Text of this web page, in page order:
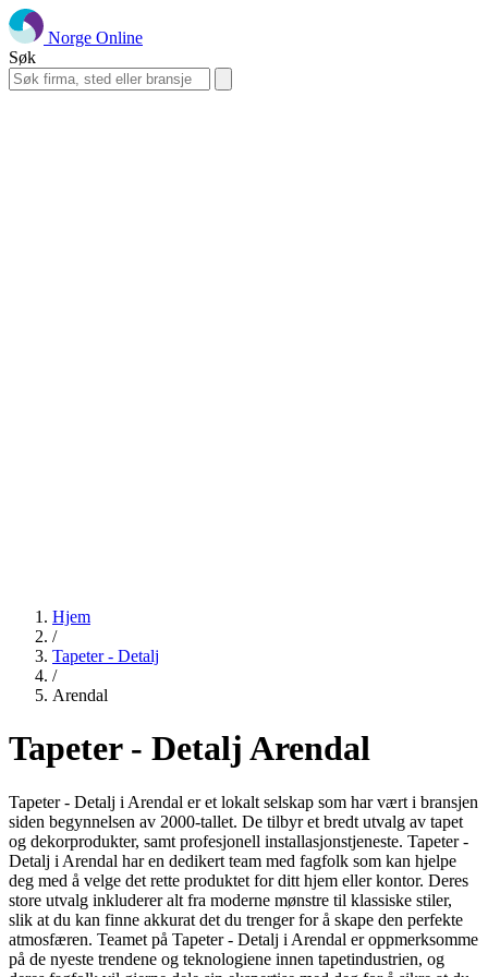
Norge Online
Søk
Hjem
/
Tapeter - Detalj
/
Arendal
Tapeter - Detalj Arendal
Tapeter - Detalj i Arendal er et lokalt selskap som har vært i bransjen
siden begynnelsen av 2000-tallet. De tilbyr et bredt utvalg av tapet
og dekorprodukter, samt profesjonell installasjonstjeneste. Tapeter -
Detalj i Arendal har en dedikert team med fagfolk som kan hjelpe
deg med å velge det rette produktet for ditt hjem eller kontor. Deres
store utvalg inkluderer alt fra moderne mønstre til klassiske stiler,
slik at du kan finne akkurat det du trenger for å skape den perfekte
atmosfæren. Teamet på Tapeter - Detalj i Arendal er oppmerksomme
på de nyeste trendene og teknologiene innen tapetindustrien, og